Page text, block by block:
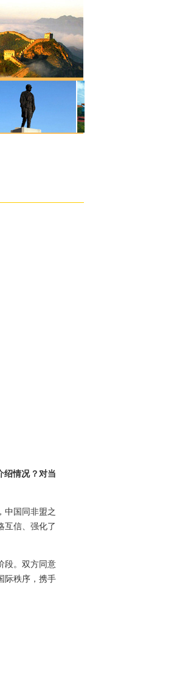
绍情况？对当
中国同非盟之
互信、强化了
段。双方同意
际秩序，携手